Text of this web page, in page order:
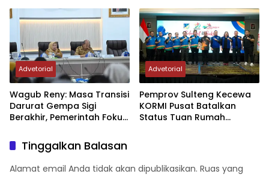
2027
Advetorial
Wagub Reny: Masa Transisi
Darurat Gempa Sigi
Berakhir, Pemerintah Fokus
Advetorial
Pemprov Sulteng Kecewa
KORMI Pusat Batalkan
Status Tuan Rumah
Tinggalkan Balasan
Alamat email Anda tidak akan dipublikasikan. Ruas yang